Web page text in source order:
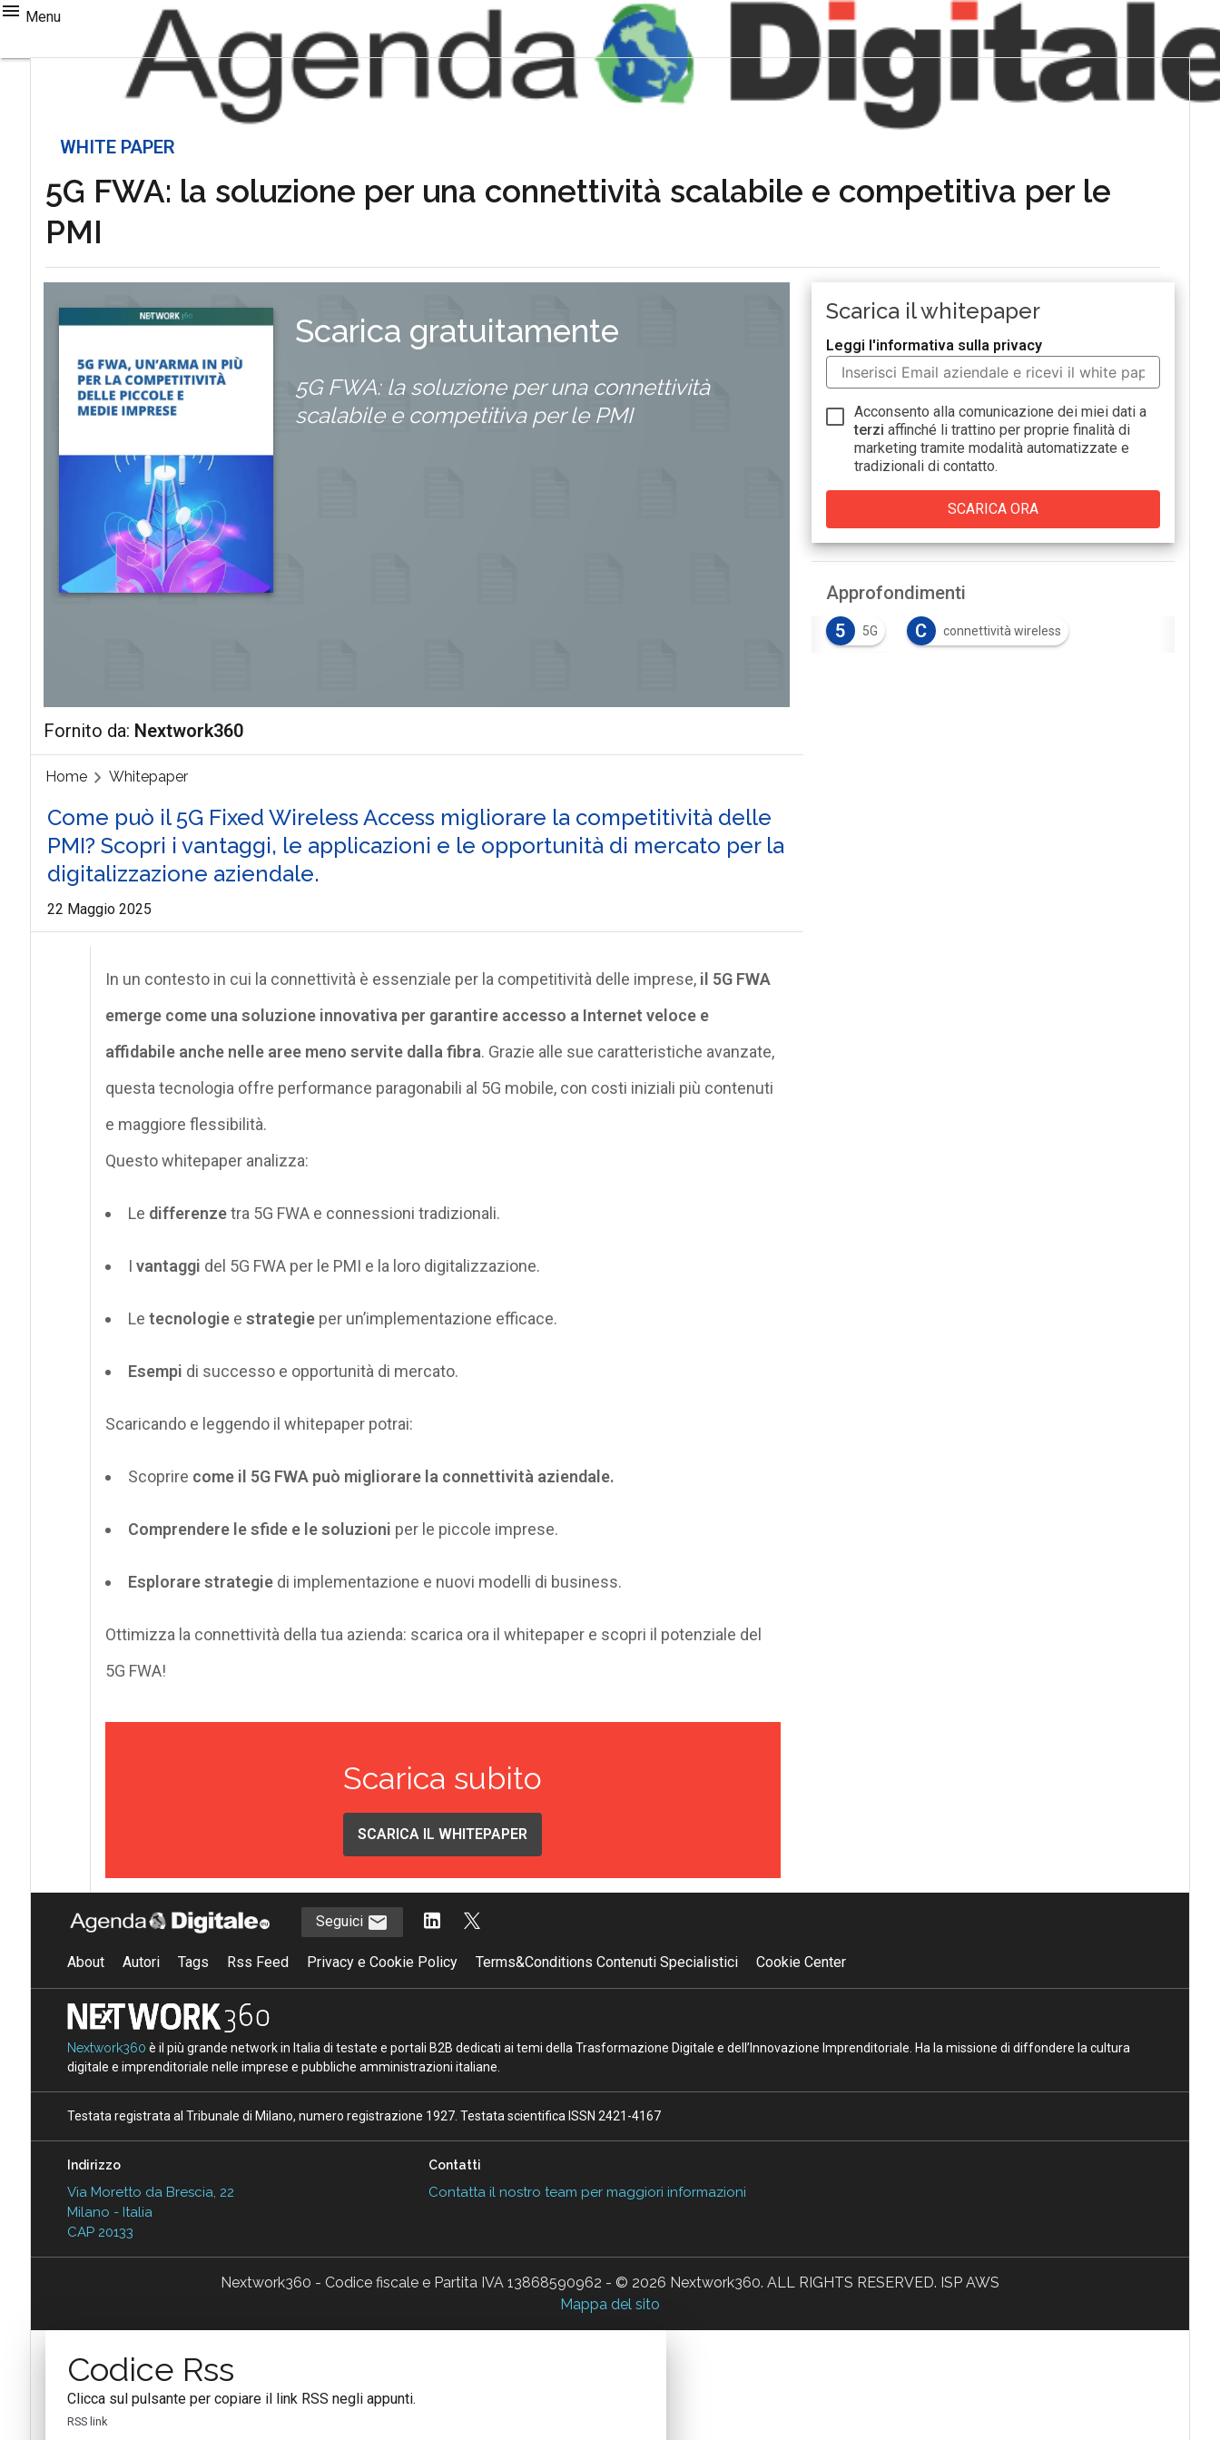
Menu
WHITE PAPER
5G FWA: la soluzione per una connettività scalabile e competitiva per le
PMI
Scarica gratuitamente
5G FWA: la soluzione per una connettività
scalabile e competitiva per le PMI
Fornito da: Nextwork360
Home Whitepaper
Come può il 5G Fixed Wireless Access migliorare la competitività delle
PMI? Scopri i vantaggi, le applicazioni e le opportunità di mercato per la
digitalizzazione aziendale.
22 Maggio 2025
In un contesto in cui la connettività è essenziale per la competitività delle imprese, il 5G FWA
emerge come una soluzione innovativa per garantire accesso a Internet veloce e
affidabile anche nelle aree meno servite dalla fibra. Grazie alle sue caratteristiche avanzate,
questa tecnologia offre performance paragonabili al 5G mobile, con costi iniziali più contenuti
e maggiore flessibilità.
Questowhitepaperanalizza:
Le differenzetra 5G FWA e connessioni tradizionali.
I vantaggi del 5G FWA per le PMI e la loro digitalizzazione.
Le tecnologie e strategie per un’implementazione efficace.
Esempi di successo e opportunità di mercato.
Scaricando e leggendo il whitepaperpotrai:
Scoprire come il 5G FWA può migliorare la connettività aziendale.
Comprendere le sfide e le soluzioni per le piccole imprese.
Esplorarestrategie di implementazione e nuovi modelli di business.
Ottimizza la connettività della tua azienda: scarica ora il whitepapere scopri il potenziale del
5G FWA!
Scarica subito
SCARICA IL WHITEPAPER
Scarica il whitepaper
Leggi l'informativa sulla privacy
Acconsento alla comunicazione dei miei dati a
terzi affinché li trattino per proprie finalità di
marketing tramite modalità automatizzate e
tradizionali di contatto.
Approfondimenti
5
5G C connettività wireless
Seguici
About Autori Tags Rss Feed Privacy e Cookie Policy Terms&Conditions Contenuti Specialistici Cookie Center
Nextwork360 è il più grande network in Italia di testate e portali B2B dedicati ai temi della Trasformazione Digitale e dell’Innovazione Imprenditoriale. Ha la missione di diffondere la cultura
digitale e imprenditoriale nelle imprese e pubbliche amministrazioni italiane.
Testata registrata al Tribunale di Milano, numero registrazione 1927. Testata scientifica ISSN 2421-4167
Indirizzo
Via Moretto da Brescia, 22
Milano - Italia
CAP 20133
Contatti
Contatta il nostro team per maggiori informazioni
Nextwork360 - Codice fiscale e Partita IVA 13868590962 - © 2026 Nextwork360. ALL RIGHTS RESERVED. ISP AWS
Mappa del sito
Codice Rss
Clicca sul pulsante per copiare il link RSS negli appunti.
RSS link